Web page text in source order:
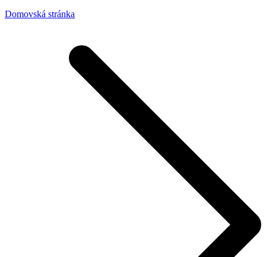
Domovská stránka